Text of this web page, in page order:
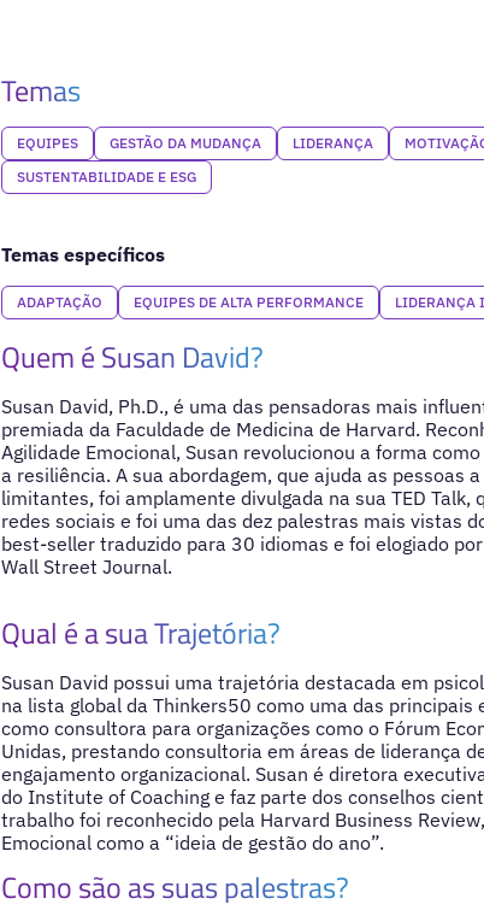
Temas
EQUIPES GESTÃO DA MUDANÇA LIDERANÇA
SUSTENTABILIDADE E ESG
Temas específicos
ADAPTAÇÃO EQUIPES DE ALTA PERFORMANCE LIDERANÇA
Quem é Susan David?
Susan David, Ph.D., é uma das pensadoras mais
premiada da Faculdade de Medicina de Harvard.
Agilidade Emocional, Susan revolucionou a forma
a resiliência. A sua abordagem, que ajuda as pessoas
limitantes, foi amplamente divulgada na sua TED
redes sociais e foi uma das dez palestras mais vistas
best-seller traduzido para 30 idiomas e foi elogiado
Wall Street Journal.
Qual é a sua Trajetória?
Susan David possui uma trajetória destacada em
na lista global da Thinkers50 como uma das
como consultora para organizações como o Fórum
Unidas, prestando consultoria em áreas de liderança
engajamento organizacional. Susan é diretora
do Institute of Coaching e faz parte dos conselhos
trabalho foi reconhecido pela Harvard Business
Emocional como a “ideia de gestão do ano”.
Como são as suas palestras?